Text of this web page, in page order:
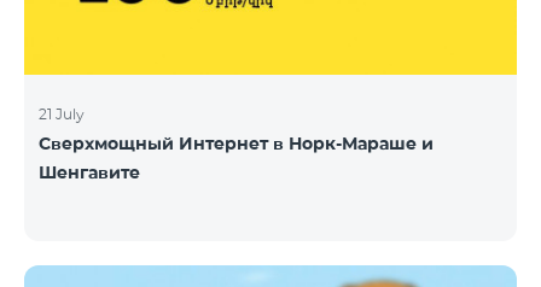
21 July
Сверхмощный Интернет в Норк-Мараше и
Шенгавите